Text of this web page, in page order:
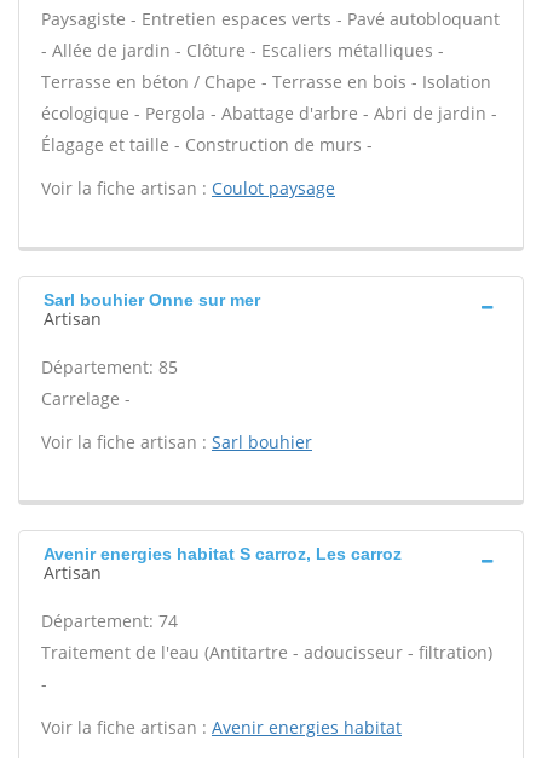
Paysagiste - Entretien espaces verts - Pavé autobloquant
- Allée de jardin - Clôture - Escaliers métalliques -
Terrasse en béton / Chape - Terrasse en bois - Isolation
écologique - Pergola - Abattage d'arbre - Abri de jardin -
Élagage et taille - Construction de murs -
Voir la fiche artisan : Coulot paysage
Sarl bouhier Onne sur mer
Artisan
Département: 85
Carrelage -
Voir la fiche artisan : Sarl bouhier
Avenir energies habitat S carroz, Les carroz
Artisan
Département: 74
Traitement de l'eau (Antitartre - adoucisseur - filtration)
-
Voir la fiche artisan : Avenir energies habitat